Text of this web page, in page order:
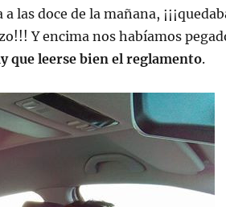
las doce de la mañana,
Y encima nos habíamos
que leerse bien el reglamento.